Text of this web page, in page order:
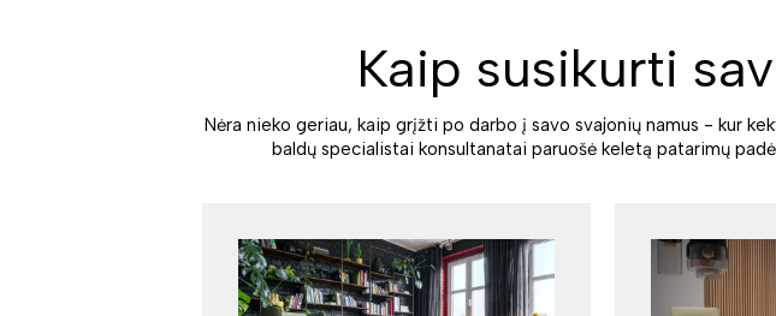
Kaip susikurti
Nėra nieko geriau, kaip grįžti po darbo į savo svajonių namus - kur
baldų specialistai konsultanatai paruošė keletą patarimų